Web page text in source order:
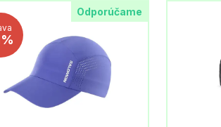
Odporúčame